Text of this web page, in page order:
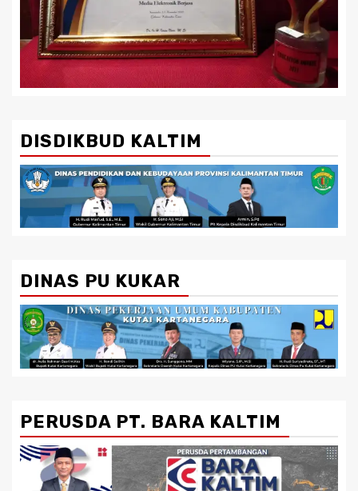
DISDIKBUD KALTIM
DINAS PU KUKAR
PERUSDA PT. BARA KALTIM